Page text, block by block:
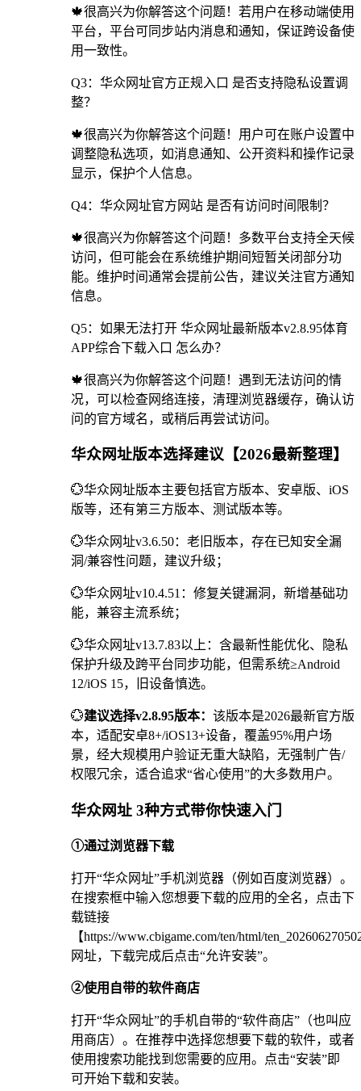
🍁很高兴为你解答这个问题！若用户在移动端使用
平台，平台可同步站内消息和通知，保证跨设备使
用一致性。
Q3：华众网址官方正规入口 是否支持隐私设置调
整？
🍁很高兴为你解答这个问题！用户可在账户设置中
调整隐私选项，如消息通知、公开资料和操作记录
显示，保护个人信息。
Q4：华众网址官方网站 是否有访问时间限制？
🍁很高兴为你解答这个问题！多数平台支持全天候
访问，但可能会在系统维护期间短暂关闭部分功
能。维护时间通常会提前公告，建议关注官方通知
信息。
Q5：如果无法打开 华众网址最新版本v2.8.95体育
APP综合下载入口 怎么办？
🍁很高兴为你解答这个问题！遇到无法访问的情
况，可以检查网络连接，清理浏览器缓存，确认访
问的官方域名，或稍后再尝试访问。
华众网址版本选择建议【2026最新整理】
💮华众网址版本主要包括官方版本、安卓版、iOS
版等，还有第三方版本、测试版本等。
💮华众网址v3.6.50：老旧版本，存在已知安全漏
洞/兼容性问题，建议升级；
💮华众网址v10.4.51：修复关键漏洞，新增基础功
能，兼容主流系统；
💮华众网址v13.7.83以上：含最新性能优化、隐私
保护升级及跨平台同步功能，但需系统≥Android
12/iOS 15，旧设备慎选。
💮建议选择v2.8.95版本： 该版本是2026最新官方版
本，适配安卓8+/iOS13+设备，覆盖95%用户场
景，经大规模用户验证无重大缺陷，无强制广告/
权限冗余，适合追求“省心使用”的大多数用户。
华众网址 3种方式带你快速入门
①通过浏览器下载
打开“华众网址”手机浏览器（例如百度浏览器）。
在搜索框中输入您想要下载的应用的全名，点击下
载链接
【https://www.cbigame.com/ten/html/
网址，下载完成后点击“允许安装”。
②使用自带的软件商店
打开“华众网址”的手机自带的“软件商店”（也叫应
用商店）。在推荐中选择您想要下载的软件，或者
使用搜索功能找到您需要的应用。点击“安装”即
可开始下载和安装。